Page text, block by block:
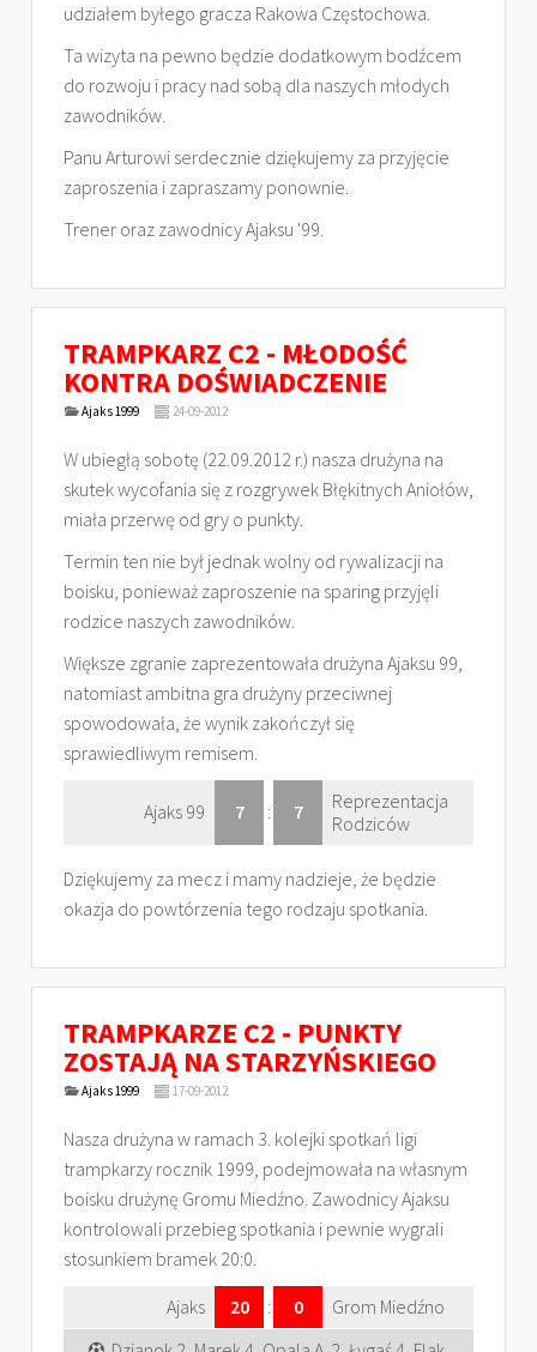
udziałem byłego gracza Rakowa Częstochowa.
Ta wizyta na pewno będzie dodatkowym bodźcem
do rozwoju i pracy nad sobą dla naszych młodych
zawodników.
Panu Arturowi serdecznie dziękujemy za przyjęcie
zaproszenia i zapraszamy ponownie.
Trener oraz zawodnicy Ajaksu '99.
TRAMPKARZ C2 - MŁODOŚĆ
KONTRA DOŚWIADCZENIE
Ajaks 1999 24-09-2012
W ubiegłą sobotę (22.09.2012 r.) nasza drużyna na
skutek wycofania się z rozgrywek Błękitnych Aniołów,
miała przerwę od gry o punkty.
Termin ten nie był jednak wolny od rywalizacji na
boisku, ponieważ zaproszenie na sparing przyjęli
rodzice naszych zawodników.
Większe zgranie zaprezentowała drużyna Ajaksu 99,
natomiast ambitna gra drużyny przeciwnej
spowodowała, że wynik zakończył się
sprawiedliwym remisem.
Ajaks 99 7 : 7
Reprezentacja
Rodziców
Dziękujemy za mecz i mamy nadzieje, że będzie
okazja do powtórzenia tego rodzaju spotkania.
TRAMPKARZE C2 - PUNKTY
ZOSTAJĄ NA STARZYŃSKIEGO
Ajaks 1999 17-09-2012
Nasza drużyna w ramach 3. kolejki spotkań ligi
trampkarzy rocznik 1999, podejmowała na własnym
boisku drużynę Gromu Miedźno. Zawodnicy Ajaksu
kontrolowali przebieg spotkania i pewnie wygrali
stosunkiem bramek 20:0.
Ajaks
20 : 0
Grom Miedźno